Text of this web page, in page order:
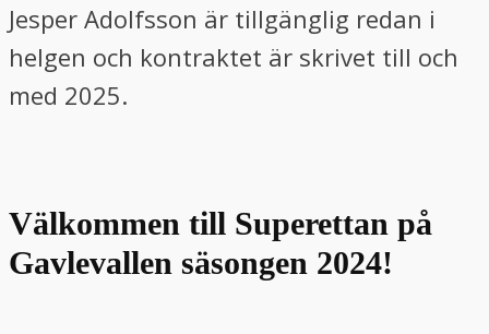
Jesper Adolfsson är tillgänglig redan i
helgen och kontraktet är skrivet till och
med 2025.
Välkommen till Superettan på
Gavlevallen säsongen 2024!